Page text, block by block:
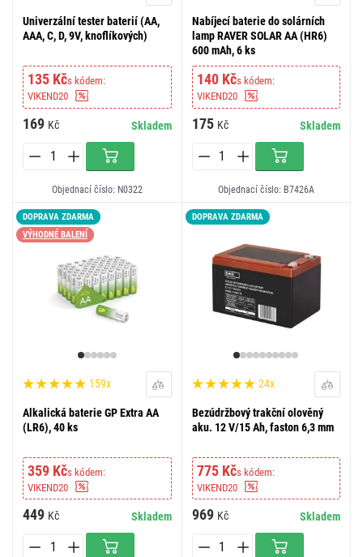
Univerzální tester baterií (AA,
AAA, C, D, 9V, knoflíkových)
135 Kčs kódem:
VIKEND20
169 Kč Skladem
Objednací číslo: N0322
Nabíjecí baterie do solárních
lamp RAVER SOLAR AA (HR6)
600 mAh, 6 ks
140 Kčs kódem:
VIKEND20
175 Kč Skladem
Objednací číslo: B7426A
DOPRAVA ZDARMA
VÝHODNÉ BALENÍ
159x
Alkalická baterie GP Extra AA
(LR6), 40 ks
359 Kčs kódem:
VIKEND20
449 Kč Skladem
DOPRAVA ZDARMA
24x
Bezúdržbový trakční olověný
aku. 12 V/15 Ah, faston 6,3 mm
775 Kčs kódem:
VIKEND20
969 Kč Skladem